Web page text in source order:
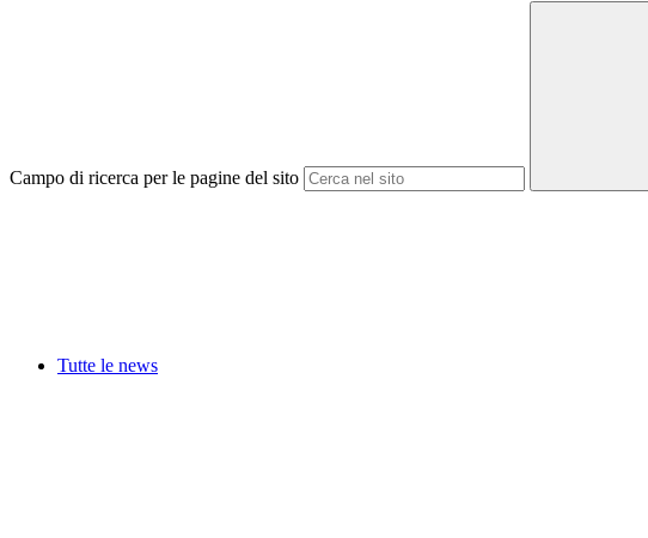
Campo di ricerca per le pagine del sito
Tutte le news